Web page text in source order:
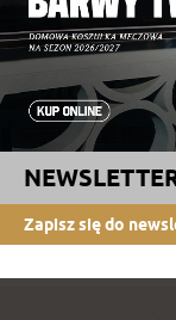
Zapisz się do